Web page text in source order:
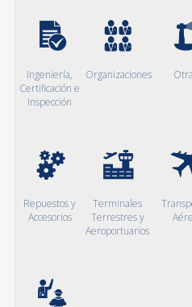
Ingeniería,
Certificación e
Inspección
Organizaciones
Repuestos y
Accesorios
Terminales
Terrestres y
Aeroportuarios